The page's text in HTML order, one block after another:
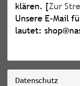
klären. [Zur
Unsere E-Mail
lautet:
Datenschutz